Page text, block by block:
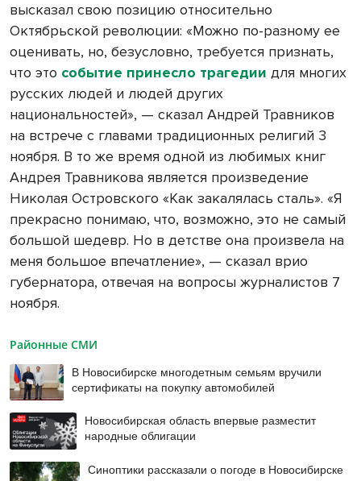
высказал свою позицию относительно
Октябрьской революции: «Можно по-разному ее
оценивать, но, безусловно, требуется признать,
что это событие принесло трагедии для многих
русских людей и людей других
национальностей», — сказал Андрей Травников
на встрече с главами традиционных религий 3
ноября. В то же время одной из любимых книг
Андрея Травникова является произведение
Николая Островского «Как закалялась сталь». «Я
прекрасно понимаю, что, возможно, это не самый
большой шедевр. Но в детстве она произвела на
меня большое впечатление», — сказал врио
губернатора, отвечая на вопросы журналистов 7
ноября.
Районные СМИ
В Новосибирске многодетным семьям вручили
сертификаты на покупку автомобилей
Новосибирская область впервые разместит
народные облигации
Синоптики рассказали о погоде в Новосибирске